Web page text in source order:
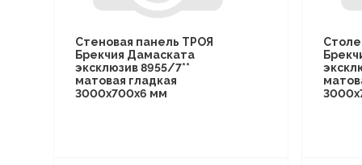
Стеновая панель ТРОЯ
Брекчия Дамаската
эксклюзив 8955/7**
матовая гладкая
3000х700х6 мм